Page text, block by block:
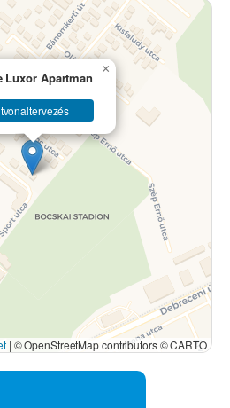
Luxor Apartman
×
| © OpenStreetMap contributors © CARTO